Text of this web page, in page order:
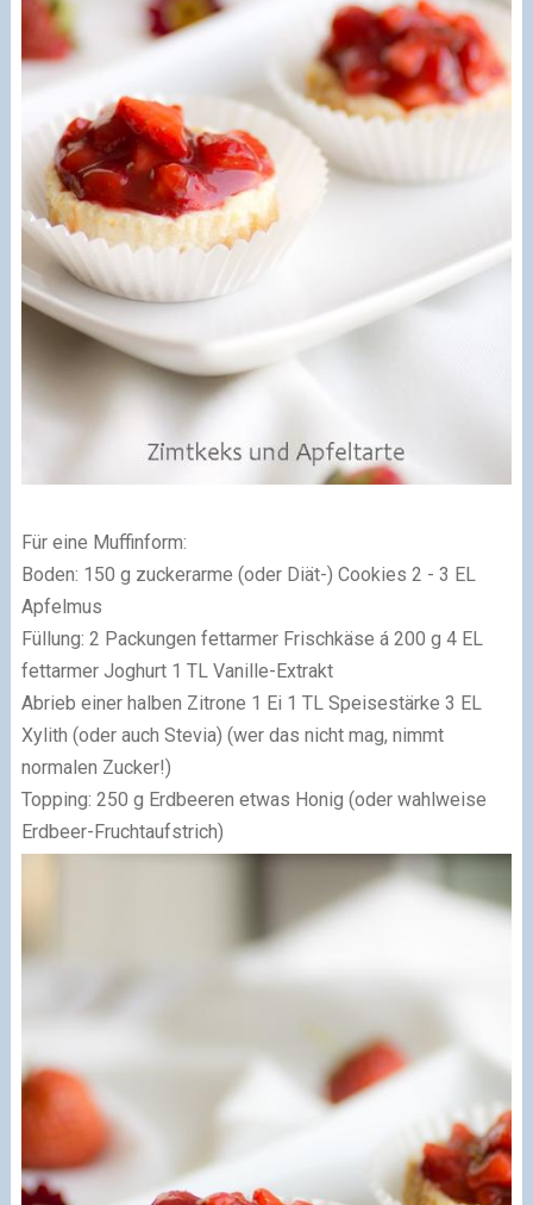
Für eine Muffinform:
Boden: 150 g zuckerarme (oder Diät-) Cookies 2 - 3 EL
Apfelmus
Füllung: 2 Packungen fettarmer Frischkäse á 200 g 4 EL
fettarmer Joghurt 1 TL Vanille-Extrakt
Abrieb einer halben Zitrone 1 Ei 1 TL Speisestärke 3 EL
Xylith (oder auch Stevia) (wer das nicht mag, nimmt
normalen Zucker!)
Topping: 250 g Erdbeeren etwas Honig (oder wahlweise
Erdbeer-Fruchtaufstrich)